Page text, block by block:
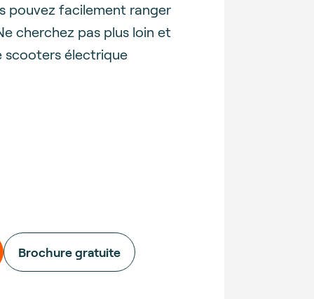
pouvez facilement ranger
cherchez pas plus loin et
scooters électrique
Brochure gratuite